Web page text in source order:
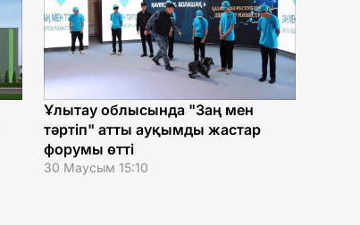
Ұлытау облысында "Заң мен
тәртіп" атты ауқымды жастар
форумы өтті
30 Маусым 15:10